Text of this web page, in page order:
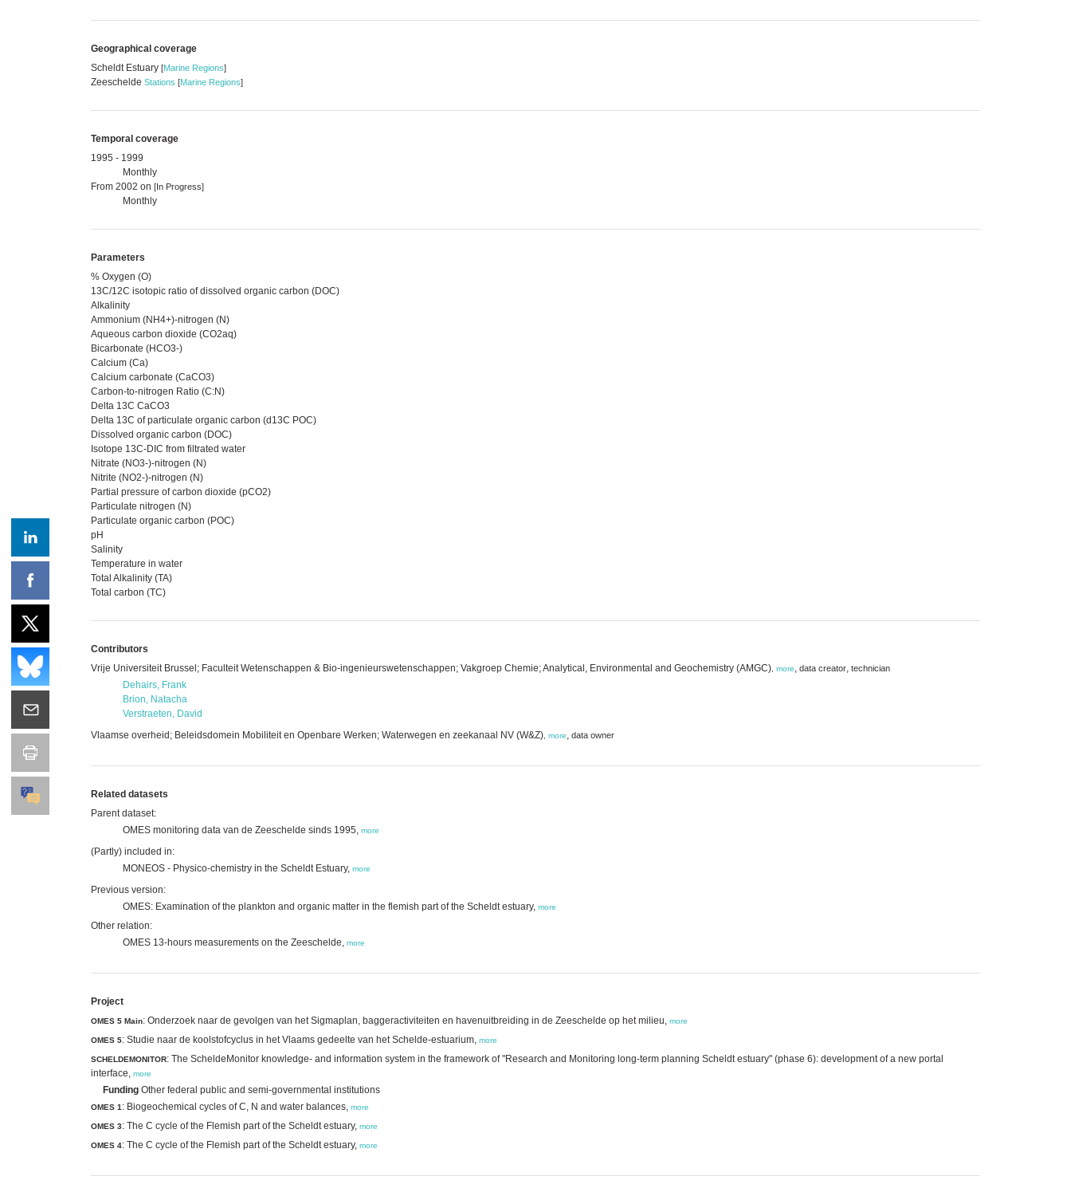
Geographical coverage
Scheldt Estuary [Marine Regions]
Zeeschelde Stations [Marine Regions]
Temporal coverage
1995 - 1999
Monthly
From 2002 on [In Progress]
Monthly
Parameters
% Oxygen (O)
13C/12C isotopic ratio of dissolved organic carbon (DOC)
Alkalinity
Ammonium (NH4+)-nitrogen (N)
Aqueous carbon dioxide (CO2aq)
Bicarbonate (HCO3-)
Calcium (Ca)
Calcium carbonate (CaCO3)
Carbon-to-nitrogen Ratio (C:N)
Delta 13C CaCO3
Delta 13C of particulate organic carbon (d13C POC)
Dissolved organic carbon (DOC)
Isotope 13C-DIC from filtrated water
Nitrate (NO3-)-nitrogen (N)
Nitrite (NO2-)-nitrogen (N)
Partial pressure of carbon dioxide (pCO2)
Particulate nitrogen (N)
Particulate organic carbon (POC)
pH
Salinity
Temperature in water
Total Alkalinity (TA)
Total carbon (TC)
Contributors
Vrije Universiteit Brussel; Faculteit Wetenschappen & Bio-ingenieurswetenschappen; Vakgroep Chemie; Analytical, Environmental and Geochemistry (AMGC) more, data creator, technician
Dehairs, Frank
Brion, Natacha
Verstraeten, David
Vlaamse overheid; Beleidsdomein Mobiliteit en Openbare Werken; Waterwegen en zeekanaal NV (W&Z) more, data owner
Related datasets
Parent dataset:
OMES monitoring data van de Zeeschelde sinds 1995, more
(Partly) included in:
MONEOS - Physico-chemistry in the Scheldt Estuary, more
Previous version:
OMES: Examination of the plankton and organic matter in the flemish part of the Scheldt estuary, more
Other relation:
OMES 13-hours measurements on the Zeeschelde, more
Project
OMES 5 Main: Onderzoek naar de gevolgen van het Sigmaplan, baggeractiviteiten en havenuitbreiding in de Zeeschelde op het milieu, more
OMES 5: Studie naar de koolstofcyclus in het Vlaams gedeelte van het Schelde-estuarium, more
SCHELDEMONITOR: The ScheldeMonitor knowledge- and information system in the framework of "Research and Monitoring long-term planning Scheldt estuary" (phase 6): development of a new portal
interface, more
Funding Other federal public and semi-governmental institutions
OMES 1 : Biogeochemical cycles of C, N and water balances, more
OMES 3: The C cycle of the Flemish part of the Scheldt estuary, more
OMES 4: The C cycle of the Flemish part of the Scheldt estuary, more